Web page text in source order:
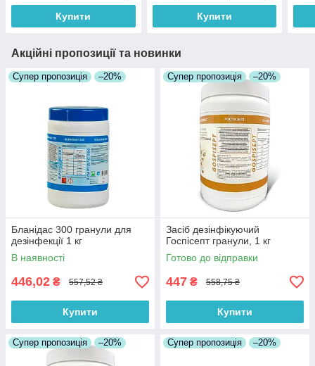
Купити Купити
Акційні пропозиції та новинки
Супер пропозиція –20%
Бланідас 300 гранули для
дезінфекції 1 кг
В наявності
446,02 ₴ 557,52 ₴
Купити
Супер пропозиція –20%
Засіб дезінфікуючий
Госпісепт гранули, 1 кг
Готово до відправки
447 ₴ 558,75 ₴
Купити
Супер пропозиція –20% Супер пропозиція –20%